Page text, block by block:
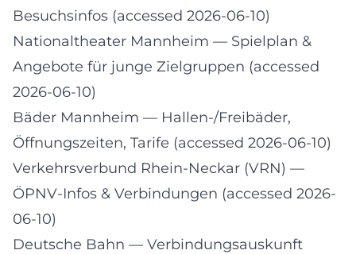
Besuchsinfos (accessed 2026-06-10)
Nationaltheater Mannheim — Spielplan &
Angebote für junge Zielgruppen (accessed
2026-06-10)
Bäder Mannheim — Hallen-/Freibäder,
Öffnungszeiten, Tarife (accessed 2026-06-10)
Verkehrsverbund Rhein-Neckar (VRN) —
ÖPNV-Infos & Verbindungen (accessed 2026-
06-10)
Deutsche Bahn — Verbindungsauskunft